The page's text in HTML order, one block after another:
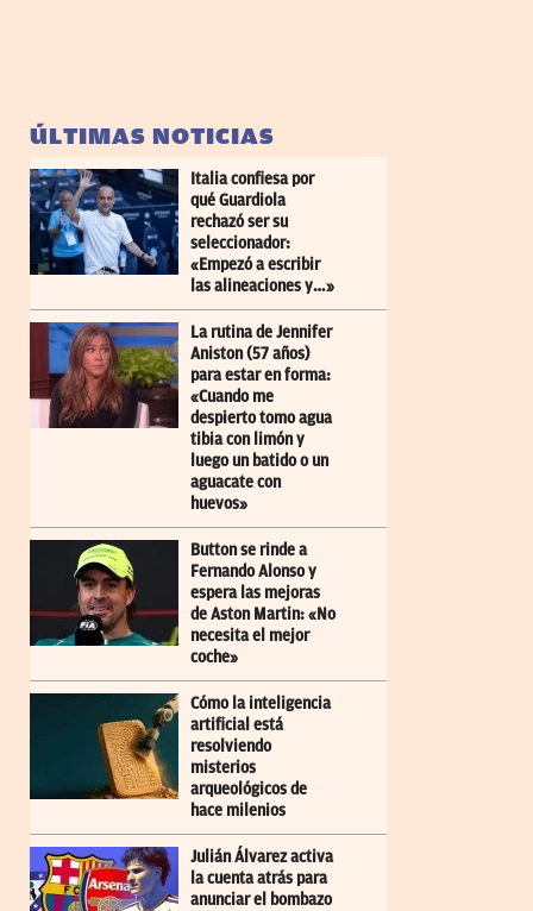
ÚLTIMAS NOTICIAS
Italia confiesa por
qué Guardiola
rechazó ser su
seleccionador:
«Empezó a escribir
las alineaciones y…»
La rutina de Jennifer
Aniston (57 años)
para estar en forma:
«Cuando me
despierto tomo agua
tibia con limón y
luego un batido o un
aguacate con
huevos»
Button se rinde a
Fernando Alonso y
espera las mejoras
de Aston Martin: «No
necesita el mejor
coche»
Cómo la inteligencia
artificial está
resolviendo
misterios
arqueológicos de
hace milenios
Julián Álvarez activa
la cuenta atrás para
anunciar el bombazo